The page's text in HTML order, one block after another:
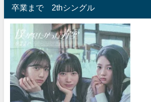
卒業まで 2thシングル